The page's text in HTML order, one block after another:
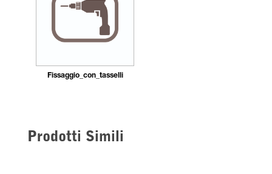
Fissaggio_con_tasselli
Prodotti Simili